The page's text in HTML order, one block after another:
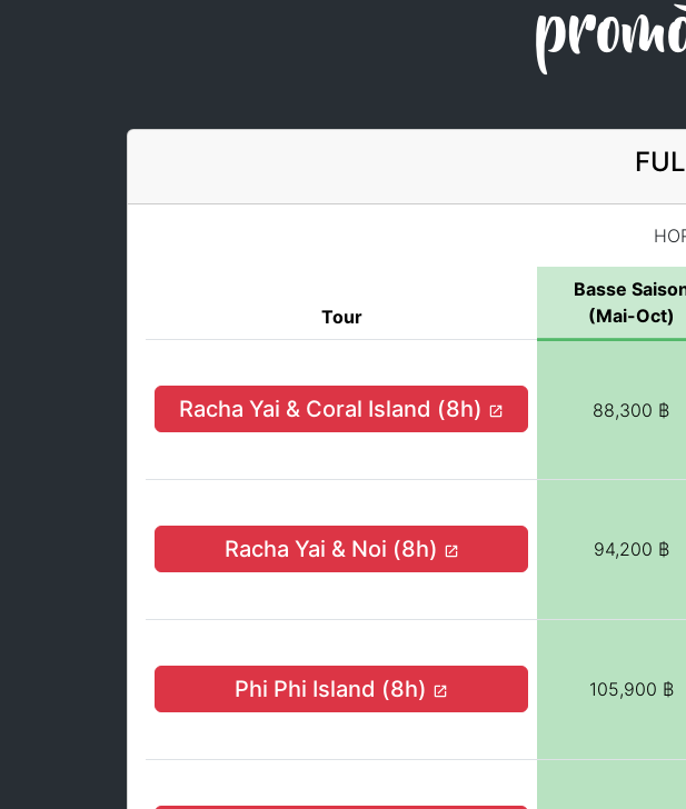
Tour
Basse
(Mai-Oct)
Racha Yai & Coral Island (8h) 88,300 ฿
Racha Yai & Noi (8h) 94,200 ฿
Phi Phi Island (8h) 105,900 ฿